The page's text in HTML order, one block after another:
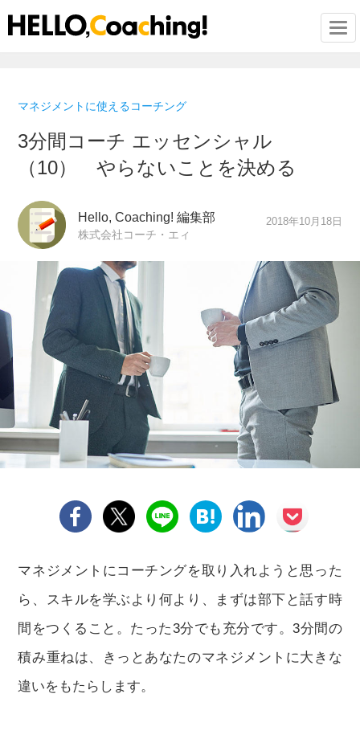
マネジメントに使えるコーチング
3分間コーチ エッセンシャル
（10） やらないことを決める
Hello, Coaching! 編集部
株式会社コーチ・エィ
2018年10月18日
マネジメントにコーチングを取り入れようと思った
ら、スキルを学ぶより何より、まずは部下と話す時
間をつくること。たった3分でも充分です。3分間の
積み重ねは、きっとあなたのマネジメントに大きな
違いをもたらします。